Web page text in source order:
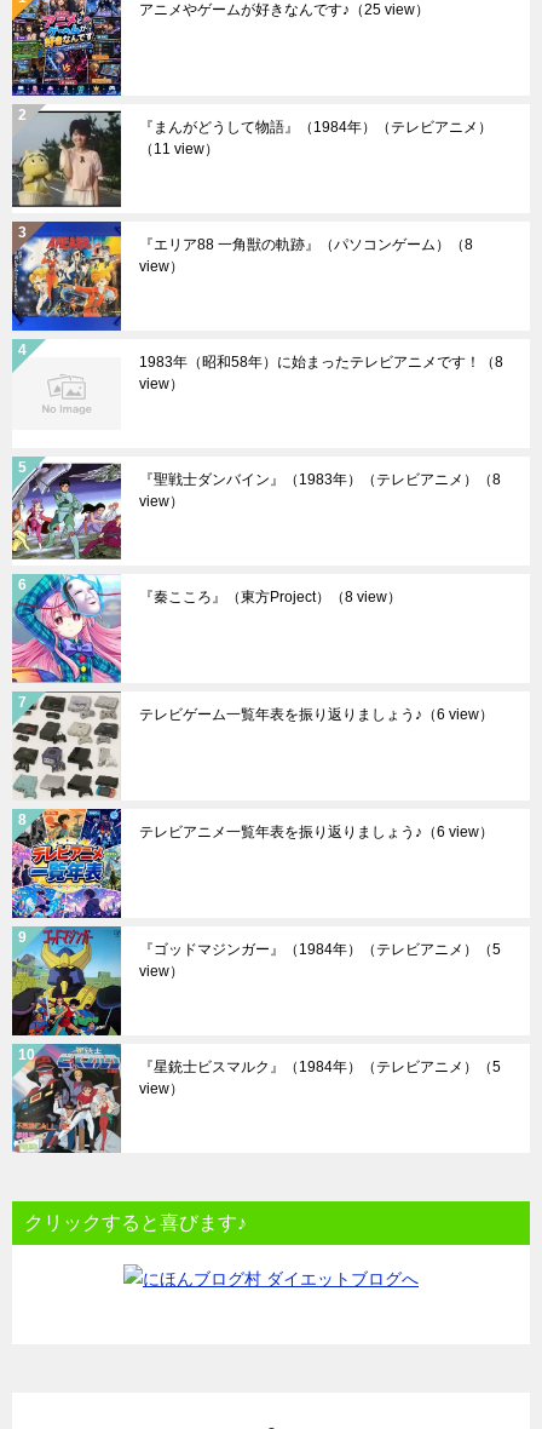
アニメやゲームが好きなんです♪ （25 view）
『まんがどうして物語』（1984年）（テレビアニメ）
（11 view）
『エリア88 一角獣の軌跡』（パソコンゲーム）
（8
view）
1983年（昭和58年）に始まったテレビアニメです！
（8
view）
『聖戦士ダンバイン』（1983年）（テレビアニメ）
（8
view）
『秦こころ』（東方Project） （8 view）
テレビゲーム一覧年表を振り返りましょう♪ （6 view）
テレビアニメ一覧年表を振り返りましょう♪ （6 view）
『ゴッドマジンガー』（1984年）（テレビアニメ）
（5
view）
『星銃士ビスマルク』（1984年）（テレビアニメ）
（5
view）
クリックすると喜びます♪